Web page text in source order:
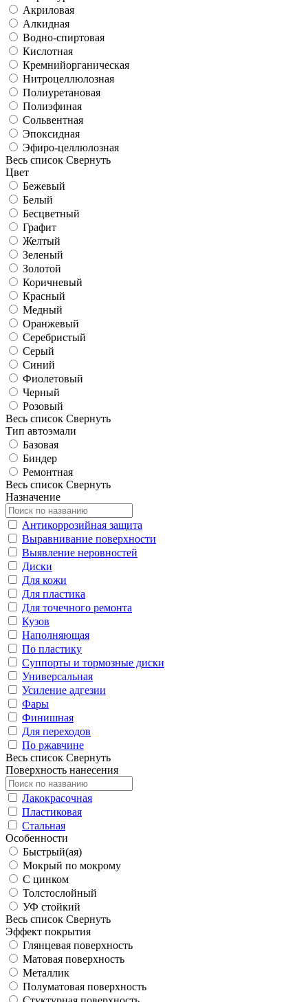
Акриловая
Алкидная
Водно-спиртовая
Кислотная
Кремнийорганическая
Нитроцеллюлозная
Полиуретановая
Полиэфиная
Сольвентная
Эпоксидная
Эфиро-целлюлозная
Весь список Свернуть
Цвет
Бежевый
Белый
Бесцветный
Графит
Желтый
Зеленый
Золотой
Коричневый
Красный
Медный
Оранжевый
Серебристый
Серый
Синий
Фиолетовый
Черный
Розовый
Весь список Свернуть
Тип автоэмали
Базовая
Биндер
Ремонтная
Весь список Свернуть
Назначение
Антикоррозийная защита
Выравнивание поверхности
Выявление неровностей
Диски
Для кожи
Для пластика
Для точечного ремонта
Кузов
Наполняющая
По пластику
Суппорты и тормозные диски
Универсальная
Усиление адгезии
Фары
Финишная
Для переходов
По ржавчине
Весь список Свернуть
Поверхность нанесения
Лакокрасочная
Пластиковая
Стальная
Особенности
Быстрый(ая)
Мокрый по мокрому
С цинком
Толстослойный
УФ стойкий
Весь список Свернуть
Эффект покрытия
Глянцевая поверхность
Матовая поверхность
Металлик
Полуматовая поверхность